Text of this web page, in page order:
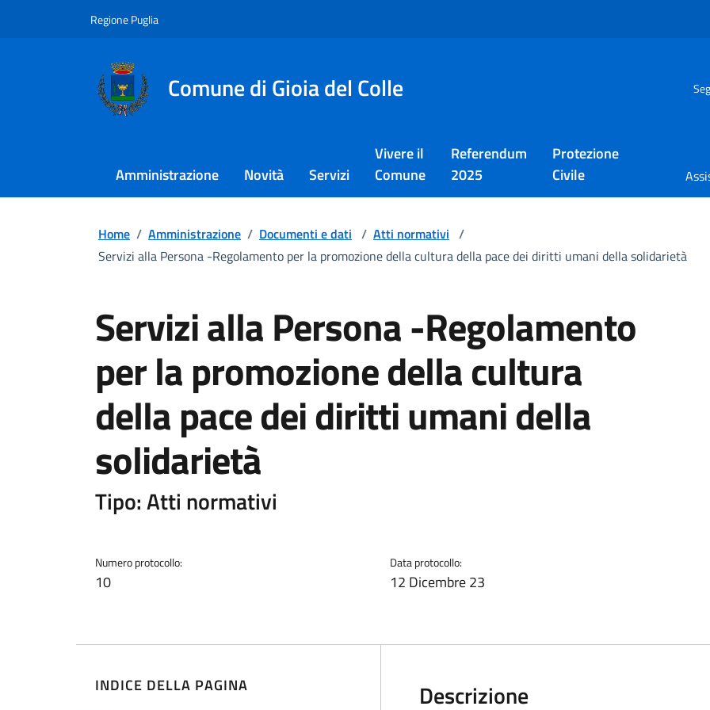
Regione Puglia
Comune di Gioia del Colle
Amministrazione Novità Servizi
Vivere il
Comune
Referendum
2025
Protezione
Civile
Home / Amministrazione / Documenti e dati / Atti normativi /
Servizi alla Persona -Regolamento per la promozione della cultura della pace dei diritti umani della solidarietà
Servizi alla Persona -Regolamento
per la promozione della cultura
della pace dei diritti umani della
solidarietà
Tipo: Atti normativi
Numero protocollo:
10
Data protocollo:
12 Dicembre 23
INDICE DELLA PAGINA Descrizione